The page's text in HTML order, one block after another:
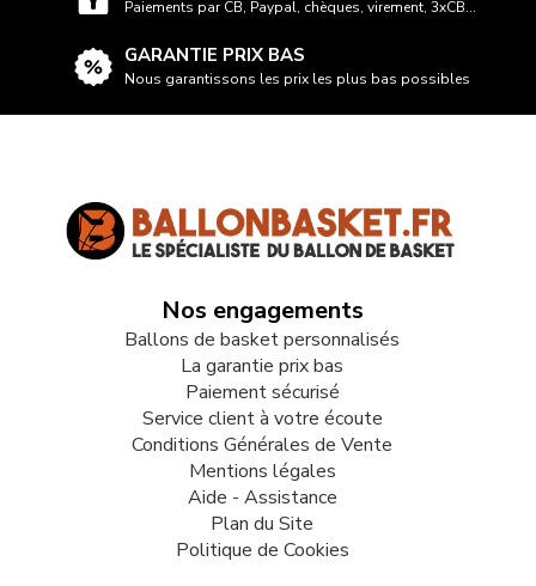
Paiements par CB, Paypal, chèques, virement, 3xCB...
GARANTIE PRIX BAS
Nous garantissons les prix les plus bas possibles
Nos engagements
Ballons de basket personnalisés
La garantie prix bas
Paiement sécurisé
Service client à votre écoute
Conditions Générales de Vente
Mentions légales
Aide - Assistance
Plan du Site
Politique de Cookies